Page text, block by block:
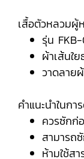
เสื้อตัวหลวมผู้
รุ่น
ผ้าเส้นใ
วาดลาย
คำแนะนำในกา
ควรซักก่
สามารถ
ห้ามใช้ส